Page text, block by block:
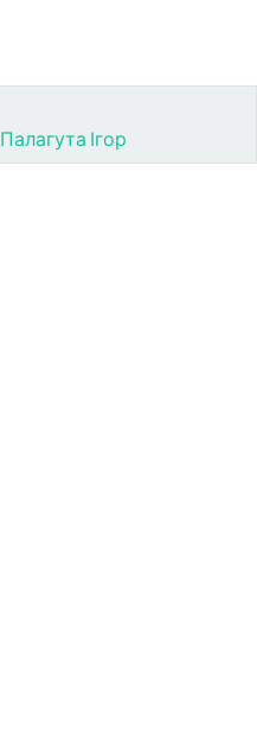
Палагута Ігор